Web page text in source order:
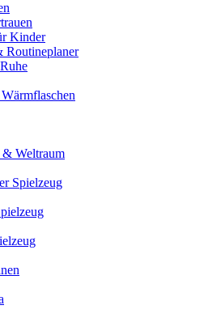
Kinder
Routineplaner
& Weltraum
Spielzeug